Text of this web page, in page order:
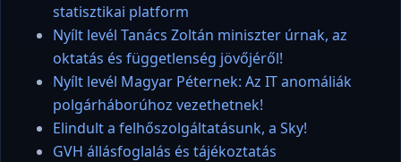
statisztikai platform
Nyílt levél Tanács Zoltán miniszter úrnak, az
oktatás és függetlenség jövőjéről!
Nyílt levél Magyar Péternek: Az IT anomáliák
polgárháborúhoz vezethetnek!
Elindult a felhőszolgáltatásunk, a Sky!
GVH állásfoglalás és tájékoztatás